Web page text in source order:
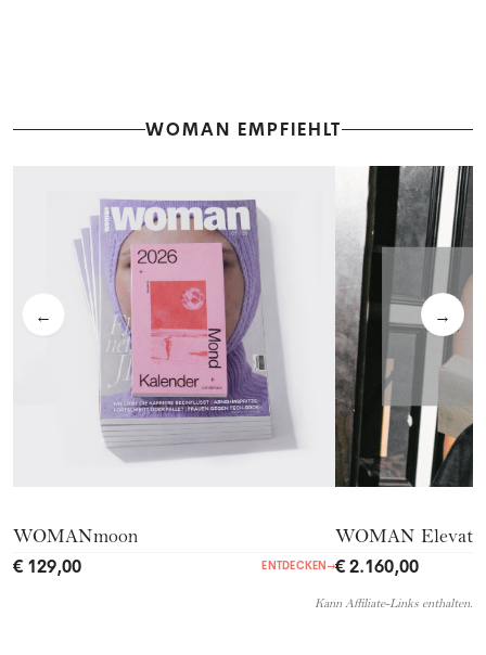
WOMAN EMPFIEHLT
← →
WOMANmoon
€ 129,00 ENTDECKEN →
WOMAN Elevate
€ 2.160,00
Kann Affiliate-Links enthalten.